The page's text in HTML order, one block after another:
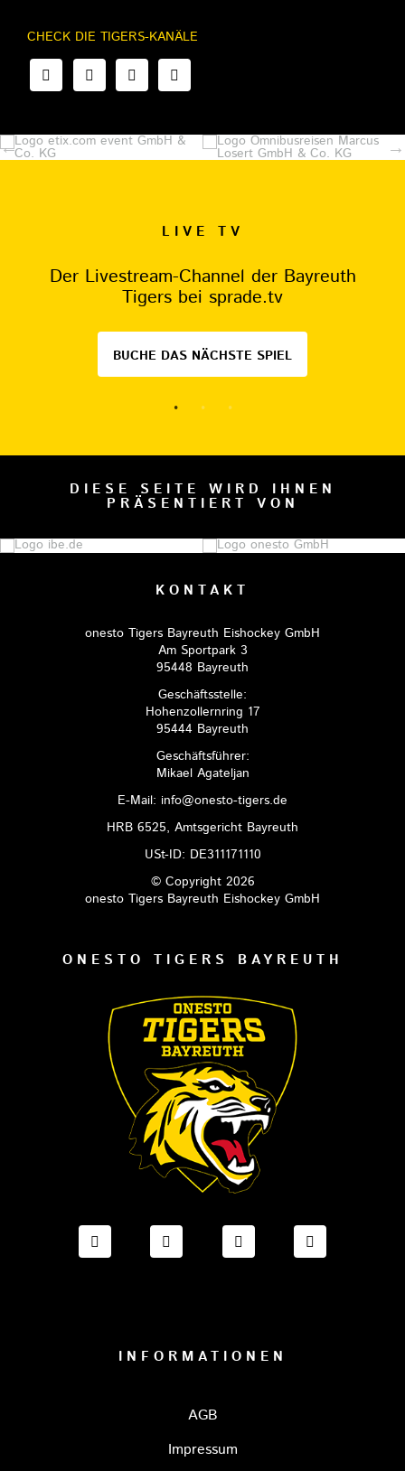
CHECK DIE TIGERS-KANÄLE
LIVE TV
Der Livestream-Channel der Bayreuth
Tigers bei sprade.tv
BUCHE DAS NÄCHSTE SPIEL
DIESE SEITE WIRD IHNEN
PRÄSENTIERT VON
KONTAKT
onesto Tigers Bayreuth Eishockey GmbH
Am Sportpark 3
95448 Bayreuth
Geschäftsstelle:
Hohenzollernring 17
95444 Bayreuth
Geschäftsführer:
Mikael Agateljan
E-Mail: info@onesto-tigers.de
HRB 6525, Amtsgericht Bayreuth
USt-ID: DE311171110
© Copyright 2026
onesto Tigers Bayreuth Eishockey GmbH
ONESTO TIGERS BAYREUTH
FACEBOOK ONESTO TIGERS BAYREUTH
INSTAGRAM ONESTO TIGERS
TIKTOK ONESTO
INFORMATIONEN
AGB
Impressum